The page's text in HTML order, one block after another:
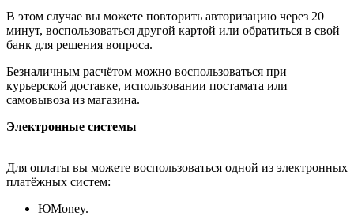
В этом случае вы можете повторить авторизацию через 20
минут, воспользоваться другой картой или обратиться в свой
банк для решения вопроса.
Безналичным расчётом можно воспользоваться при
курьерской доставке, использовании постамата или
самовывоза из магазина.
Электронные системы
Для оплаты вы можете воспользоваться одной из электронных
платёжных систем:
ЮMoney.